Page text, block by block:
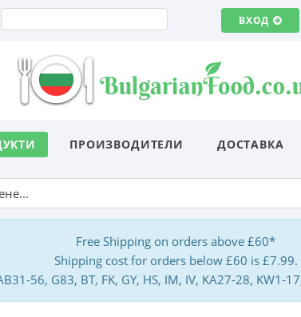
ВХОД
ПРОИЗВОДИТЕЛИ ДОСТАВКА
Free Shipping on orders above £60*
Shipping cost for orders below £60 is £7.99.
56, G83, BT, FK, GY, HS, IM, IV, KA27-28, KW1-